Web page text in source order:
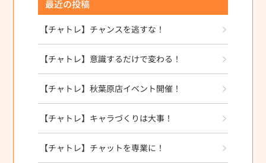
最近の投稿
【チャトレ】チャンスを逃すな！
【チャトレ】意識するだけで変わる！
【チャトレ】秋葉原店イベント開催！
【チャトレ】キャラづくりは大事！
【チャトレ】チャットを専業に！